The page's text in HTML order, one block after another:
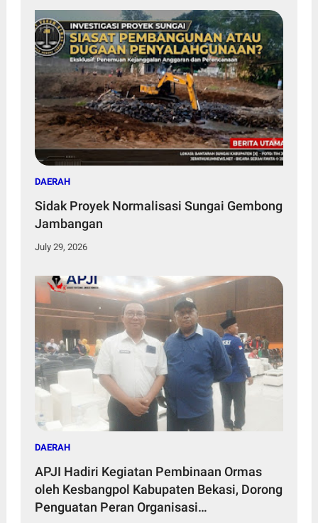
DAERAH
Sidak Proyek Normalisasi Sungai Gembong
Jambangan
July 29, 2026
DAERAH
APJI Hadiri Kegiatan Pembinaan Ormas
oleh Kesbangpol Kabupaten Bekasi, Dorong
Penguatan Peran Organisasi